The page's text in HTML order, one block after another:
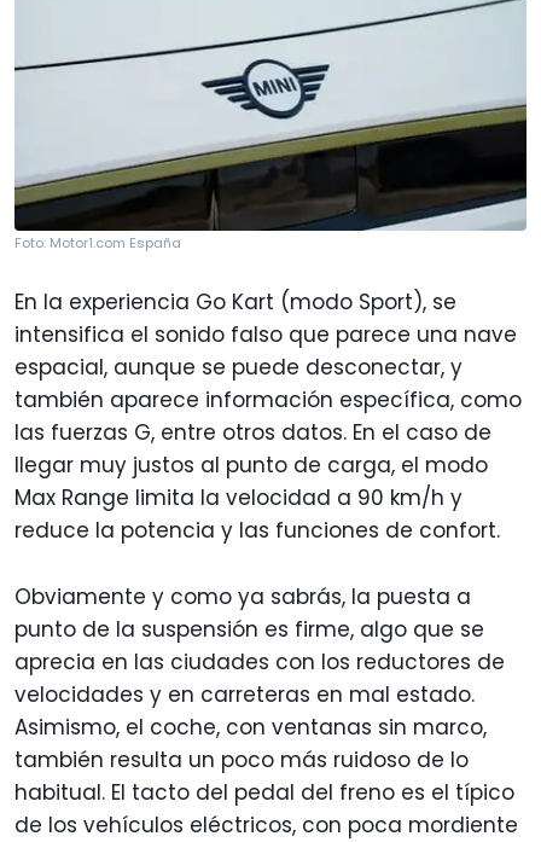
Foto: Motor1.com España
En la experiencia Go Kart (modo Sport), se
intensifica el sonido falso que parece una nave
espacial, aunque se puede desconectar, y
también aparece información específica, como
las fuerzas G, entre otros datos. En el caso de
llegar muy justos al punto de carga, el modo
Max Range limita la velocidad a 90 km/h y
reduce la potencia y las funciones de confort.
Obviamente y como ya sabrás, la puesta a
punto de la suspensión es firme, algo que se
aprecia en las ciudades con los reductores de
velocidades y en carreteras en mal estado.
Asimismo, el coche, con ventanas sin marco,
también resulta un poco más ruidoso de lo
habitual. El tacto del pedal del freno es el típico
de los vehículos eléctricos, con poca mordiente